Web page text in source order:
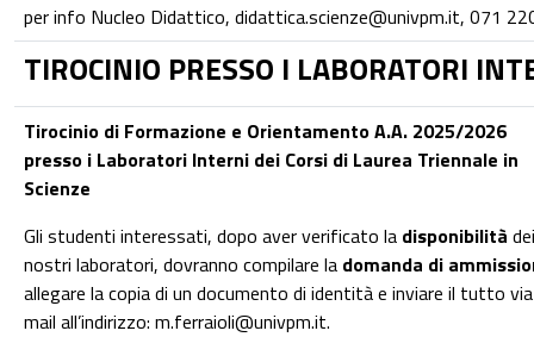
per info Nucleo Didattico, didattica.scienze@univpm.it, 071
TIROCINIO PRESSO I LABORATORI
Tirocinio di Formazione e Orientamento A.A. 2025/2026
presso i Laboratori Interni dei Corsi di Laurea Triennale in
Scienze
Gli studenti interessati, dopo aver verificato la disponibilità dei
nostri laboratori, dovranno compilare la domanda di
allegare la copia di un documento di identità e inviare il tutto
mail all’indirizzo: m.ferraioli@univpm.it.